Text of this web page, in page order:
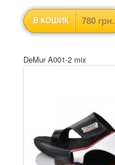
В КОШИК 780 грн.
DeMur A001-2 mix